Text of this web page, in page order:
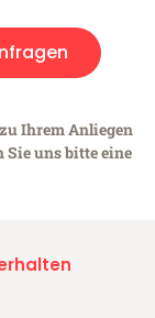
Ihrem Anliegen
uns bitte eine